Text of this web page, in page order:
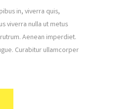
in, viverra quis,
viverra nulla ut metus
Aenean imperdiet.
Curabitur ullamcorper